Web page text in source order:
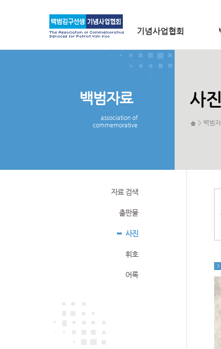
기념사업협회
백범자료
association of
commemorative
사
> 백범
자료 검색
출판물
사진
휘호
어록